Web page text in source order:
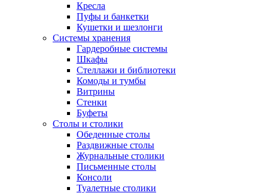
Кресла
Пуфы и банкетки
Кушетки и шезлонги
Системы хранения
Гардеробные системы
Шкафы
Стеллажи и библиотеки
Комоды и тумбы
Витрины
Стенки
Буфеты
Столы и столики
Обеденные столы
Раздвижные столы
Журнальные столики
Письменные столы
Консоли
Туалетные столики